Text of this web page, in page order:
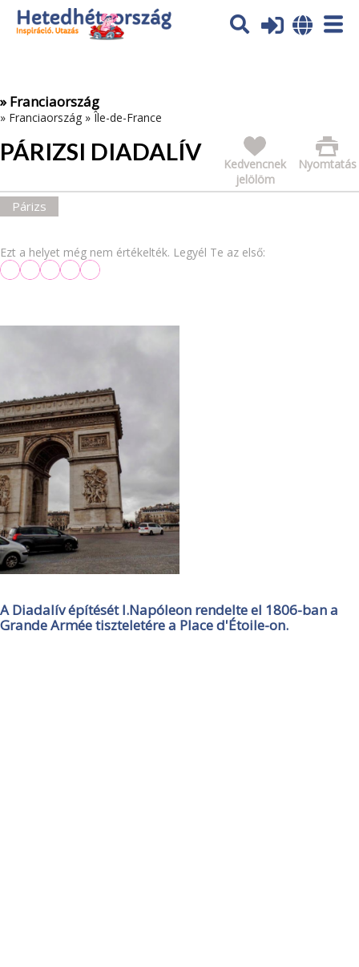
Az oldal sütiket (cookies) használ. További tájékoztatás itt:
Adatvédelmi tájékoztató
» Franciaország
» Franciaország » Île-de-France
PÁRIZSI DIADALÍV Nyomtatás
Kedvencnek
jelölöm
Párizs
Ezt a helyet még nem értékelték. Legyél Te az első:
A Diadalív építését I.Napóleon rendelte el 1806-ban a
Grande Armée tiszteletére a Place d'Étoile-on.